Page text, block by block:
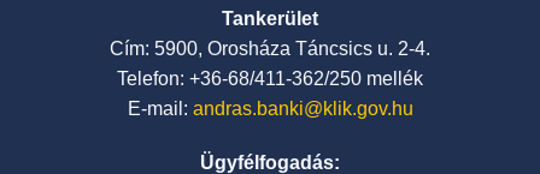
Tankerület
Cím: 5900, Orosháza Táncsics u. 2-4.
Telefon: +36-68/411-362/250 mellék
E-mail: andras.banki@klik.gov.hu
Ügyfélfogadás: